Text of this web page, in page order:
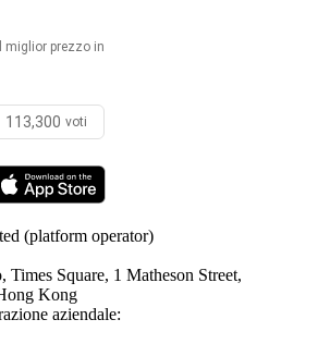
miglior prezzo in
voti
(platform operator)
Times Square, 1 Matheson Street,
Kong
aziendale: